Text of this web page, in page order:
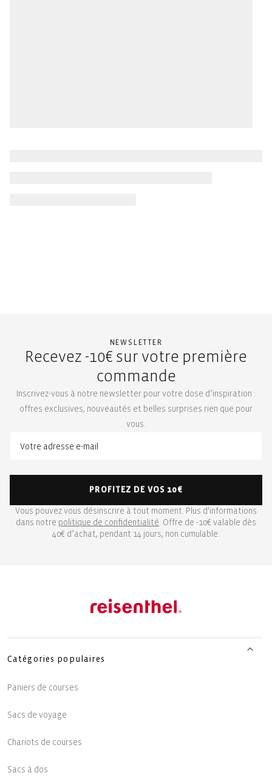
NEWSLETTER
Recevez -10€ sur votre première
commande
Inscrivez-vous à notre newsletter pour votre dose d’inspiration :
offres exclusives, nouveautés et belles surprises rien que pour
vous.
PROFITEZ DE VOS 10€
Vous pouvez vous désinscrire à tout moment. Plus d'informations
dans notre politique de confidentialité . Offre de -10€ valable dès
40€ d’achat, pendant 14 jours, non cumulable.
Catégories populaires
Paniers de courses
Sacs de voyage
Chariots de courses
Sacs à dos